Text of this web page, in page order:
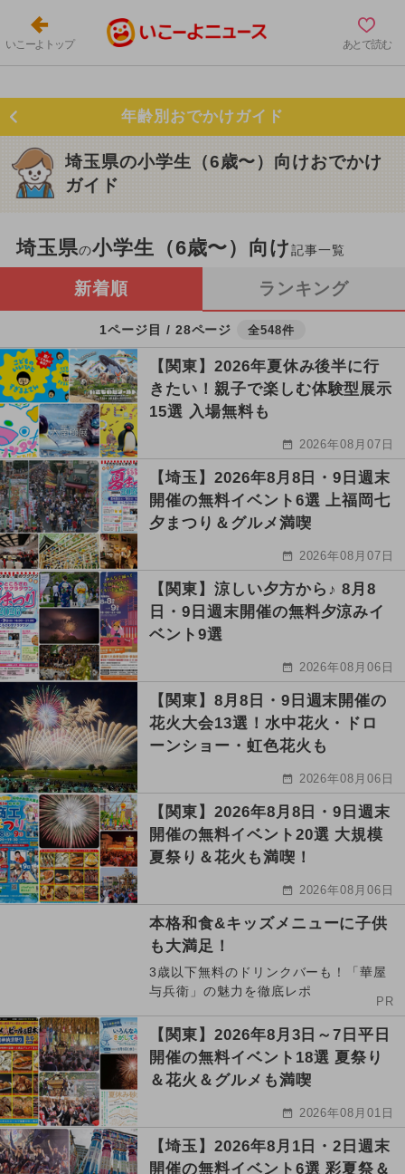
いこーよトップ あとで読む
年齢別おでかけガイド
埼玉県の小学生（6歳〜）向けおでかけ
ガイド
埼玉県の小学生（6歳〜）向け記事一覧
新着順 ランキング
1ページ目 / 28ページ 全548件
【関東】2026年夏休み後半に行
きたい！親子で楽しむ体験型展示
15選 入場無料も
2026年08月07日
【埼玉】2026年8月8日・9日週末
開催の無料イベント6選 上福岡七
夕まつり＆グルメ満喫
2026年08月07日
【関東】涼しい夕方から♪ 8月8
日・9日週末開催の無料夕涼みイ
ベント9選
2026年08月06日
【関東】8月8日・9日週末開催の
花火大会13選！水中花火・ドロ
ーンショー・虹色花火も
2026年08月06日
【関東】2026年8月8日・9日週末
開催の無料イベント20選 大規模
夏祭り＆花火も満喫！
2026年08月06日
本格和食&キッズメニューに子供
も大満足！
3歳以下無料のドリンクバーも！「華屋
与兵衛」の魅力を徹底レポ
PR
【関東】2026年8月3日～7日平日
開催の無料イベント18選 夏祭り
＆花火＆グルメも満喫
2026年08月01日
【埼玉】2026年8月1日・2日週末
開催の無料イベント6選 彩夏祭＆